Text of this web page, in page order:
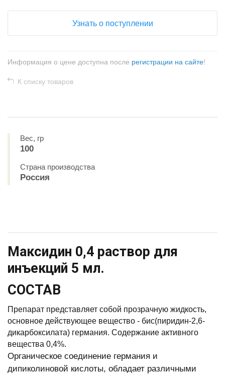
Узнать о поступлении
Информация о цене доступна после регистрации на сайте!
К списку товаров
Вес, гр
100
Страна производства
Россия
Максидин 0,4 раствор для
инъекций 5 мл.
СОСТАВ
Препарат представляет собой прозрачную жидкость,
основное действующее вещество - бис(пиридин-2,6-
дикарбоксилата) германия. Содержание активного
вещества 0,4%.
Органическое соединение германия и
дипиколиновой кислоты, обладает различными